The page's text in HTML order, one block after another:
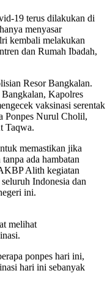
19 terus dilakukan di
menyasar
kembali melakukan
dan Rumah Ibadah,
Resor Bangkalan.
Kapolres
vaksinasi serentak
Ponpes Nurul Cholil,
Taqwa.
memastikan jika
ada hambatan
Alith kegiatan
Indonesia dan
ini.
melihat
ponpes hari ini,
hari ini sebanyak